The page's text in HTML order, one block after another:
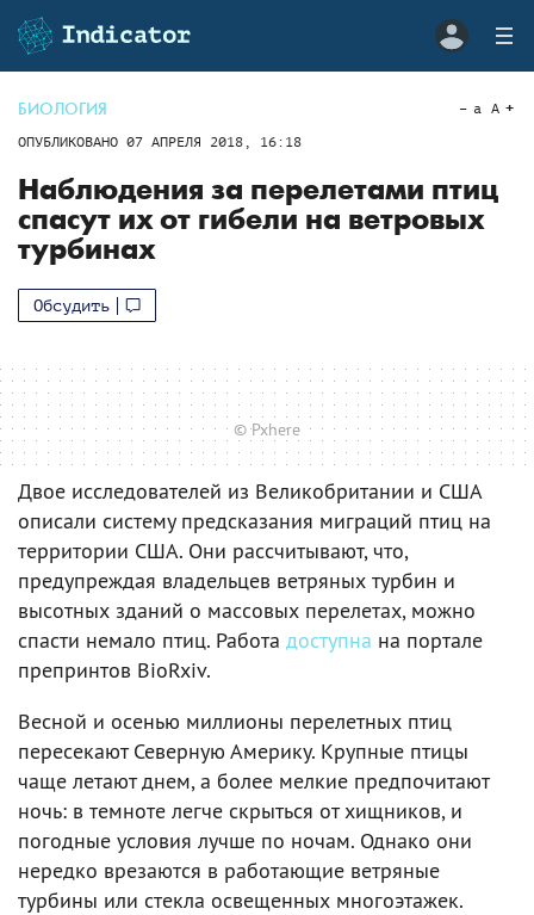
БИОЛОГИЯ
ОПУБЛИКОВАНО 07 АПРЕЛЯ 2018, 16:18
a A
Наблюдения за перелетами птиц
спасут их от гибели на ветровых
турбинах
Обсудить
© Pxhere
Двое исследователей из Великобритании и США
описали систему предсказания миграций птиц на
территории США. Они рассчитывают, что,
предупреждая владельцев ветряных турбин и
высотных зданий о массовых перелетах, можно
спасти немало птиц. Работа доступна на портале
препринтов BioRxiv.
Весной и осенью миллионы перелетных птиц
пересекают Северную Америку. Крупные птицы
чаще летают днем, а более мелкие предпочитают
ночь: в темноте легче скрыться от хищников, и
погодные условия лучше по ночам. Однако они
нередко врезаются в работающие ветряные
турбины или стекла освещенных многоэтажек.